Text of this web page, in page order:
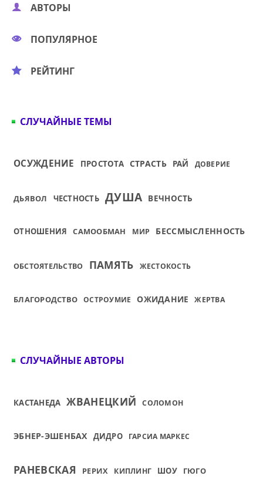
АВТОРЫ
ПОПУЛЯРНОЕ
РЕЙТИНГ
СЛУЧАЙНЫЕ ТЕМЫ
ОСУЖДЕНИЕ ПРОСТОТА СТРАСТЬ РАЙ ДОВЕРИЕ
ДЬЯВОЛ ЧЕСТНОСТЬ ДУША ВЕЧНОСТЬ
ОТНОШЕНИЯ САМООБМАН МИР БЕССМЫСЛЕННОСТЬ
ОБСТОЯТЕЛЬСТВО ПАМЯТЬ ЖЕСТОКОСТЬ
БЛАГОРОДСТВО ОСТРОУМИЕ ОЖИДАНИЕ ЖЕРТВА
СЛУЧАЙНЫЕ АВТОРЫ
КАСТАНЕДА ЖВАНЕЦКИЙ СОЛОМОН
ЭБНЕР-ЭШЕНБАХ ДИДРО ГАРСИА МАРКЕС
РАНЕВСКАЯ РЕРИХ КИПЛИНГ ШОУ ГЮГО